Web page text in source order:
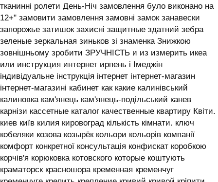
тканинні ролети День-Ніч замовлення було виконано на
12+" замовити замовлення замовні замок занавески
запорожье затишок захисні защитные здатний зебра
зеленые зеркальная зиньков зі знаменка Знижкою
зовнішньому зробити ЗРУЧНІСТЬ и из измерить икеа
или инструкция интернет ирпень і ‎Імеджін
індивідуальне інструкція інтернет інтернет-магазин
інтернет-магазині кабинет как какие калинівський
калиновка кам'янець кам'янець-подільський канев
карнізи кассетные каталог качественные квартиру Квіти.
киев київ килия кировоград кількість кімнати. ключ
кобеляки козова козырёк кольори кольорів компанії
комфорт конкретної консультація конфискат коробкою
корчів'я корюковка котовского которые коштують
краматорск красношора кременная кременчуг